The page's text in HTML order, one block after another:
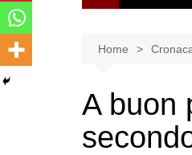
Home
A buon